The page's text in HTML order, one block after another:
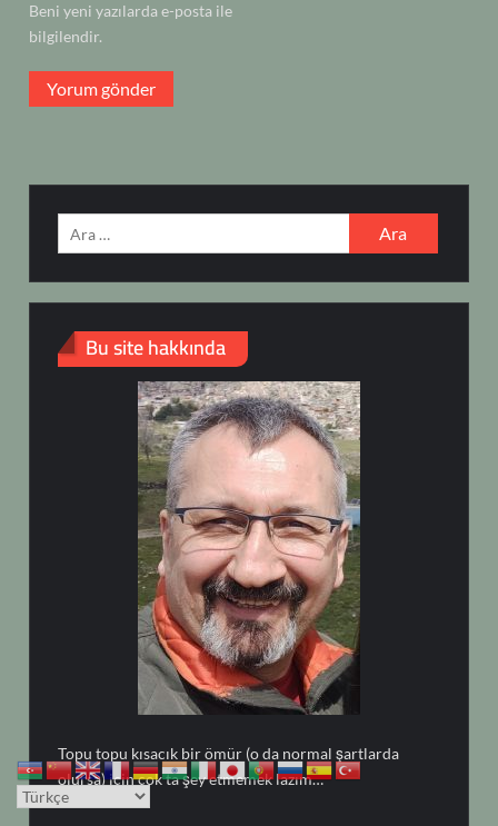
Beni yeni yazılarda e-posta ile
bilgilendir.
Arama:
Bu site hakkında
Topu topu kısacık bir ömür (o da normal şartlarda
olursa) için çok ta şey etmemek lazım…